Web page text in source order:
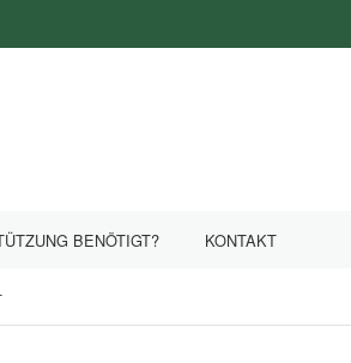
BENÖTIGT? KONTAKT